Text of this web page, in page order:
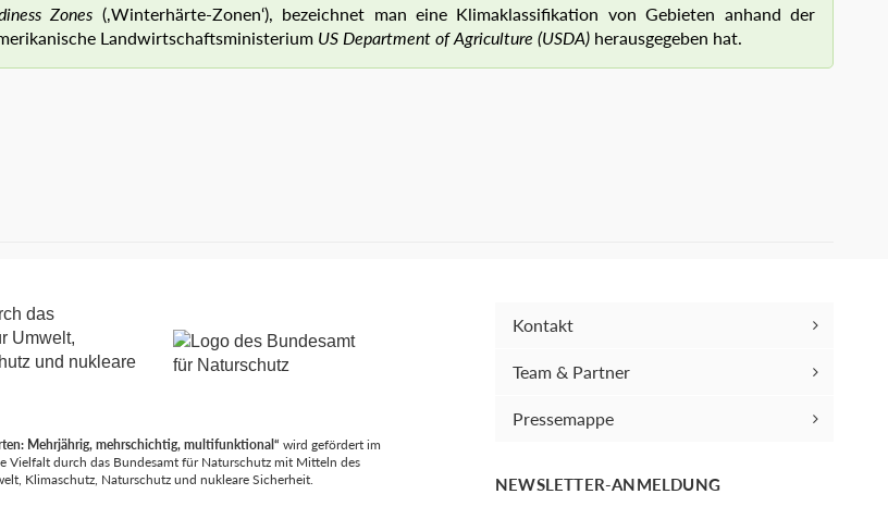
Zones (‚Winterhärte-Zonen‘), bezeichnet man eine Klimaklassifikation von Gebieten anhand der
Landwirtschaftsministerium US Department of Agriculture (USDA) herausgegeben hat.
Mehrjährig, mehrschichtig, multifunktional“ wird gefördert im
Vielfalt durch das Bundesamt für Naturschutz mit Mitteln des
Klimaschutz, Naturschutz und nukleare Sicherheit.
Kontakt
Team & Partner
Pressemappe
NEWSLETTER-ANMELDUNG